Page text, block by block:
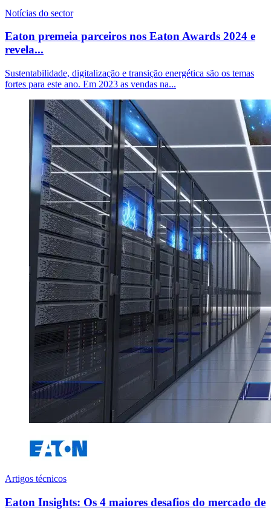
Notícias do sector
Eaton premeia parceiros nos Eaton Awards 2024 e
revela...
Sustentabilidade, digitalização e transição energética são os temas
fortes para este ano. Em 2023 as vendas na...
Artigos técnicos
Eaton Insights: Os 4 maiores desafios do mercado de